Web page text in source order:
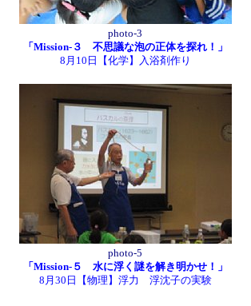
photo-3
「Mission-３ 不思議な泡の正体を探れ！」
8月10日【化学】入浴剤作り
photo-5
「Mission-５ 水に浮く謎を解き明かせ！」
8月30日【物理】浮力 浮沈子の実験